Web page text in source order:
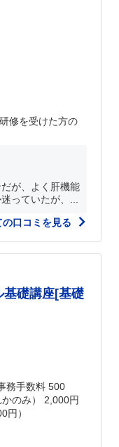
修を受けた方の
が、よく肝機能
っていたが、...
の口コミを見る
基礎講座[基礎
務手数料 500
のみ） 2,000円
円）